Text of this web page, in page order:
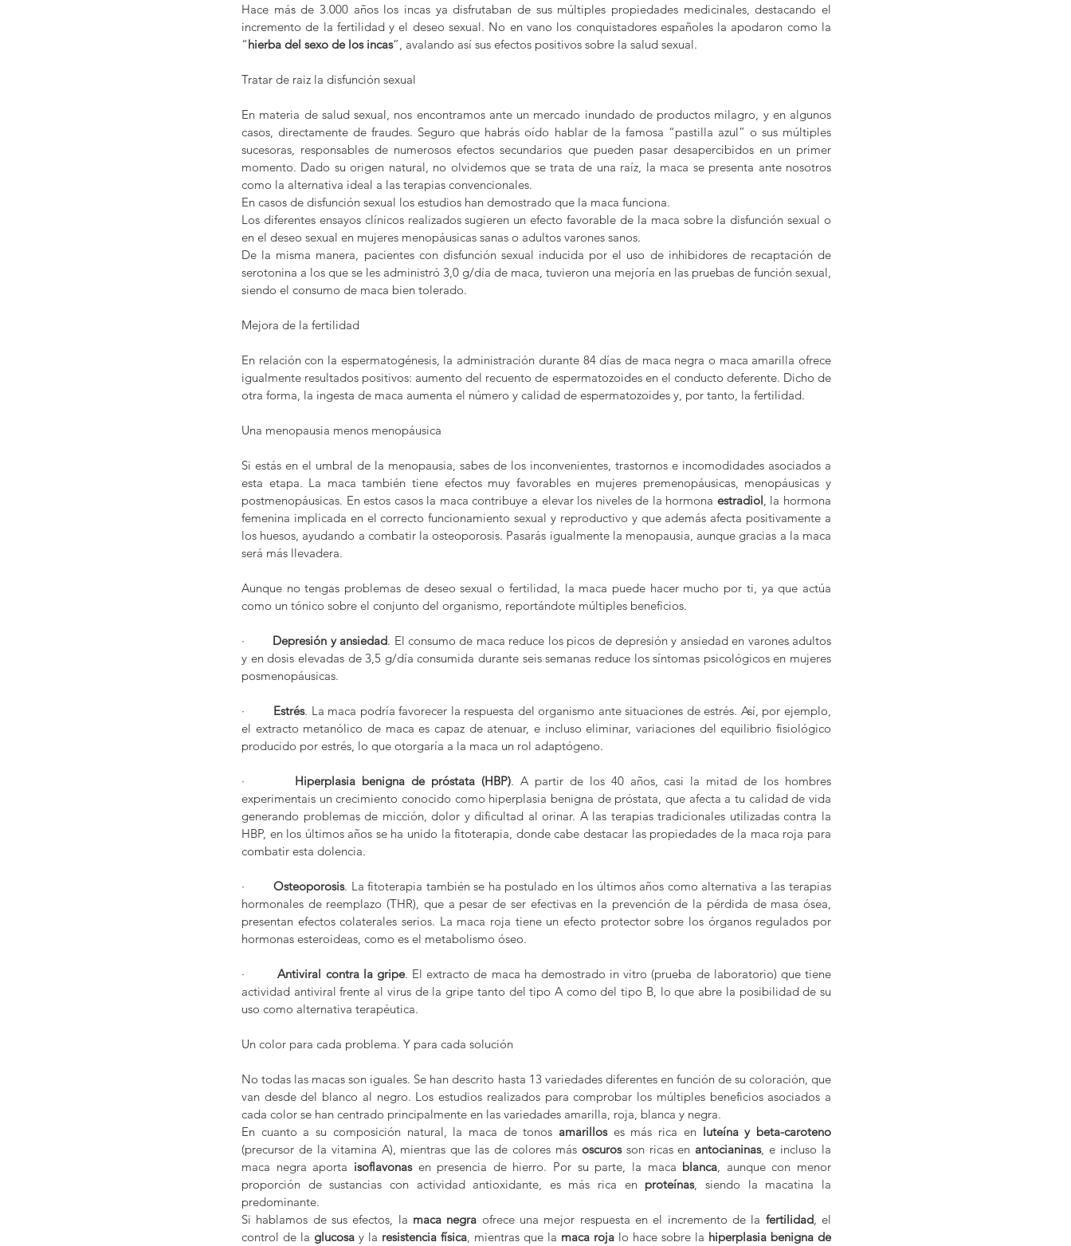
Hace más de 3.000 años los incas ya disfrutaban de sus múltiples propiedades medicinales, destacando el
incremento de la fertilidad y el deseo sexual. No en vano los conquistadores españoles la apodaron como la
“hierba del sexo de los incas”, avalando así sus efectos positivos sobre la salud sexual.
Tratar de raiz la disfunción sexual
En materia de salud sexual, nos encontramos ante un mercado inundado de productos milagro, y en algunos
casos, directamente de fraudes. Seguro que habrás oído hablar de la famosa “pastilla azul” o sus múltiples
sucesoras, responsables de numerosos efectos secundarios que pueden pasar desapercibidos en un primer
momento. Dado su origen natural, no olvidemos que se trata de una raíz, la maca se presenta ante nosotros
como la alternativa ideal a las terapias convencionales.
En casos de disfunción sexual los estudios han demostrado que la maca funciona.
Los diferentes ensayos clínicos realizados sugieren un efecto favorable de la maca sobre la disfunción sexual o
en el deseo sexual en mujeres menopáusicas sanas o adultos varones sanos.
De la misma manera, pacientes con disfunción sexual inducida por el uso de inhibidores de recaptación de
serotonina a los que se les administró 3,0 g/día de maca, tuvieron una mejoría en las pruebas de función sexual,
siendo el consumo de maca bien tolerado.
Mejora de la fertilidad
En relación con la espermatogénesis, la administración durante 84 días de maca negra o maca amarilla ofrece
igualmente resultados positivos: aumento del recuento de espermatozoides en el conducto deferente. Dicho de
otra forma, la ingesta de maca aumenta el número y calidad de espermatozoides y, por tanto, la fertilidad.
Una menopausia menos menopáusica
Si estás en el umbral de la menopausia, sabes de los inconvenientes, trastornos e incomodidades asociados a
esta etapa. La maca también tiene efectos muy favorables en mujeres premenopáusicas, menopáusicas y
postmenopáusicas. En estos casos la maca contribuye a elevar los niveles de la hormona estradiol, la hormona
femenina implicada en el correcto funcionamiento sexual y reproductivo y que además afecta positivamente a
los huesos, ayudando a combatir la osteoporosis. Pasarás igualmente la menopausia, aunque gracias a la maca
será más llevadera.
Aunque no tengas problemas de deseo sexual o fertilidad, la maca puede hacer mucho por ti, ya que actúa
como un tónico sobre el conjunto del organismo, reportándote múltiples beneficios.
· Depresión y ansiedad. El consumo de maca reduce los picos de depresión y ansiedad en varones adultos
y en dosis elevadas de 3,5 g/día consumida durante seis semanas reduce los síntomas psicológicos en mujeres
posmenopáusicas.
· Estrés. La maca podría favorecer la respuesta del organismo ante situaciones de estrés. Así, por ejemplo,
el extracto metanólico de maca es capaz de atenuar, e incluso eliminar, variaciones del equilibrio fisiológico
producido por estrés, lo que otorgaría a la maca un rol adaptógeno.
· Hiperplasia benigna de próstata (HBP). A partir de los 40 años, casi la mitad de los hombres
experimentais un crecimiento conocido como hiperplasia benigna de próstata, que afecta a tu calidad de vida
generando problemas de micción, dolor y dificultad al orinar. A las terapias tradicionales utilizadas contra la
HBP, en los últimos años se ha unido la fitoterapia, donde cabe destacar las propiedades de la maca roja para
combatir esta dolencia.
· Osteoporosis. La fitoterapia también se ha postulado en los últimos años como alternativa a las terapias
hormonales de reemplazo (THR), que a pesar de ser efectivas en la prevención de la pérdida de masa ósea,
presentan efectos colaterales serios. La maca roja tiene un efecto protector sobre los órganos regulados por
hormonas esteroideas, como es el metabolismo óseo.
· Antiviral contra la gripe. El extracto de maca ha demostrado in vitro (prueba de laboratorio) que tiene
actividad antiviral frente al virus de la gripe tanto del tipo A como del tipo B, lo que abre la posibilidad de su
uso como alternativa terapéutica.
Un color para cada problema. Y para cada solución
No todas las macas son iguales. Se han descrito hasta 13 variedades diferentes en función de su coloración, que
van desde del blanco al negro. Los estudios realizados para comprobar los múltiples beneficios asociados a
cada color se han centrado principalmente en las variedades amarilla, roja, blanca y negra.
En cuanto a su composición natural, la maca de tonos amarillos es más rica en luteína y beta-caroteno
(precursor de la vitamina A), mientras que las de colores más oscuros son ricas en antocianinas, e incluso la
maca negra aporta isoflavonas en presencia de hierro. Por su parte, la maca blanca, aunque con menor
proporción de sustancias con actividad antioxidante, es más rica en proteínas, siendo la macatina la
predominante.
Si hablamos de sus efectos, la maca negra ofrece una mejor respuesta en el incremento de la fertilidad, el
control de la glucosa y la resistencia física, mientras que la maca roja lo hace sobre la hiperplasia benigna de